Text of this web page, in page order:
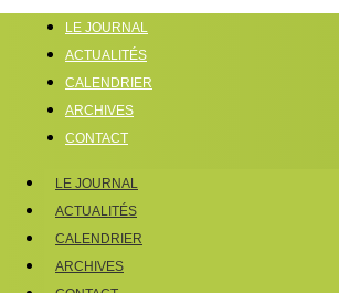
LE JOURNAL
ACTUALITÉS
CALENDRIER
ARCHIVES
CONTACT
LE JOURNAL
ACTUALITÉS
CALENDRIER
ARCHIVES